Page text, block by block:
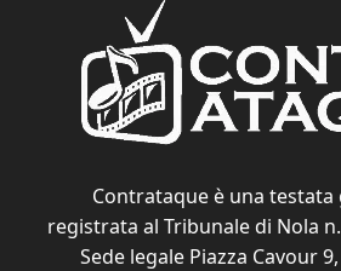
Contrataque è una
registrata al Tribunale di Nola
Sede legale Piazza Cavour